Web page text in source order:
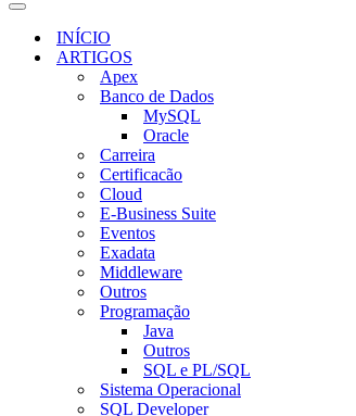
de
navegação
Menu
navegaçãoINÍCIO
ARTIGOS
Apex
Banco de Dados
MySQL
Oracle
Carreira
Certificacão
Cloud
E-Business Suite
Eventos
Exadata
Middleware
Outros
Programação
Java
Outros
SQL e PL/SQL
Sistema Operacional
SQL Developer